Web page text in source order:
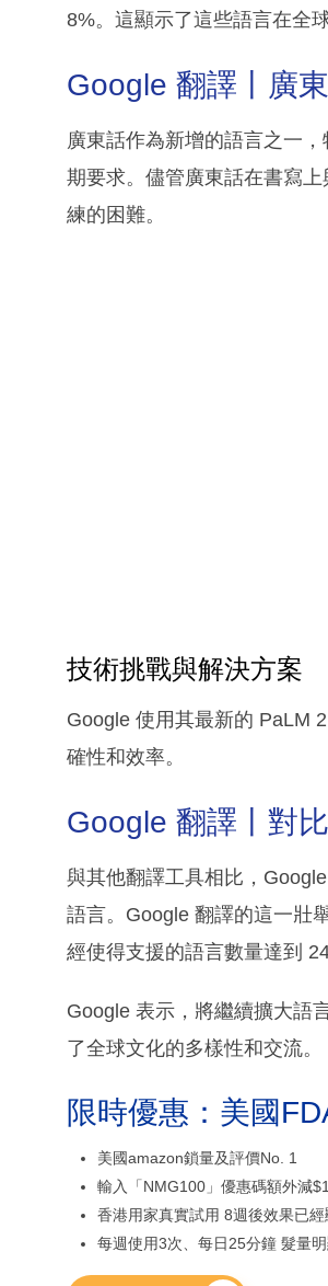
8%。這顯示了這些語言在全
Google 翻譯丨廣
廣東話作為新增的語言之一
期要求。儘管廣東話在書寫
練的困難。
技術挑戰與解決方案
Google 使用其最新的 PaLM
確性和效率。
Google 翻譯丨對
與其他翻譯工具相比，
語言。Google 翻譯的這一壯
經使得支援的語言數量達到
Google 表示，將繼續擴大語
了全球文化的多樣性和交流。
限時優惠：美國
美國amazon鎖量及評價No. 1
輸入「NMG100」優惠碼額外減
香港用家真實試用 8週後效果已經
每週使用3次、每日25分鐘 髮量